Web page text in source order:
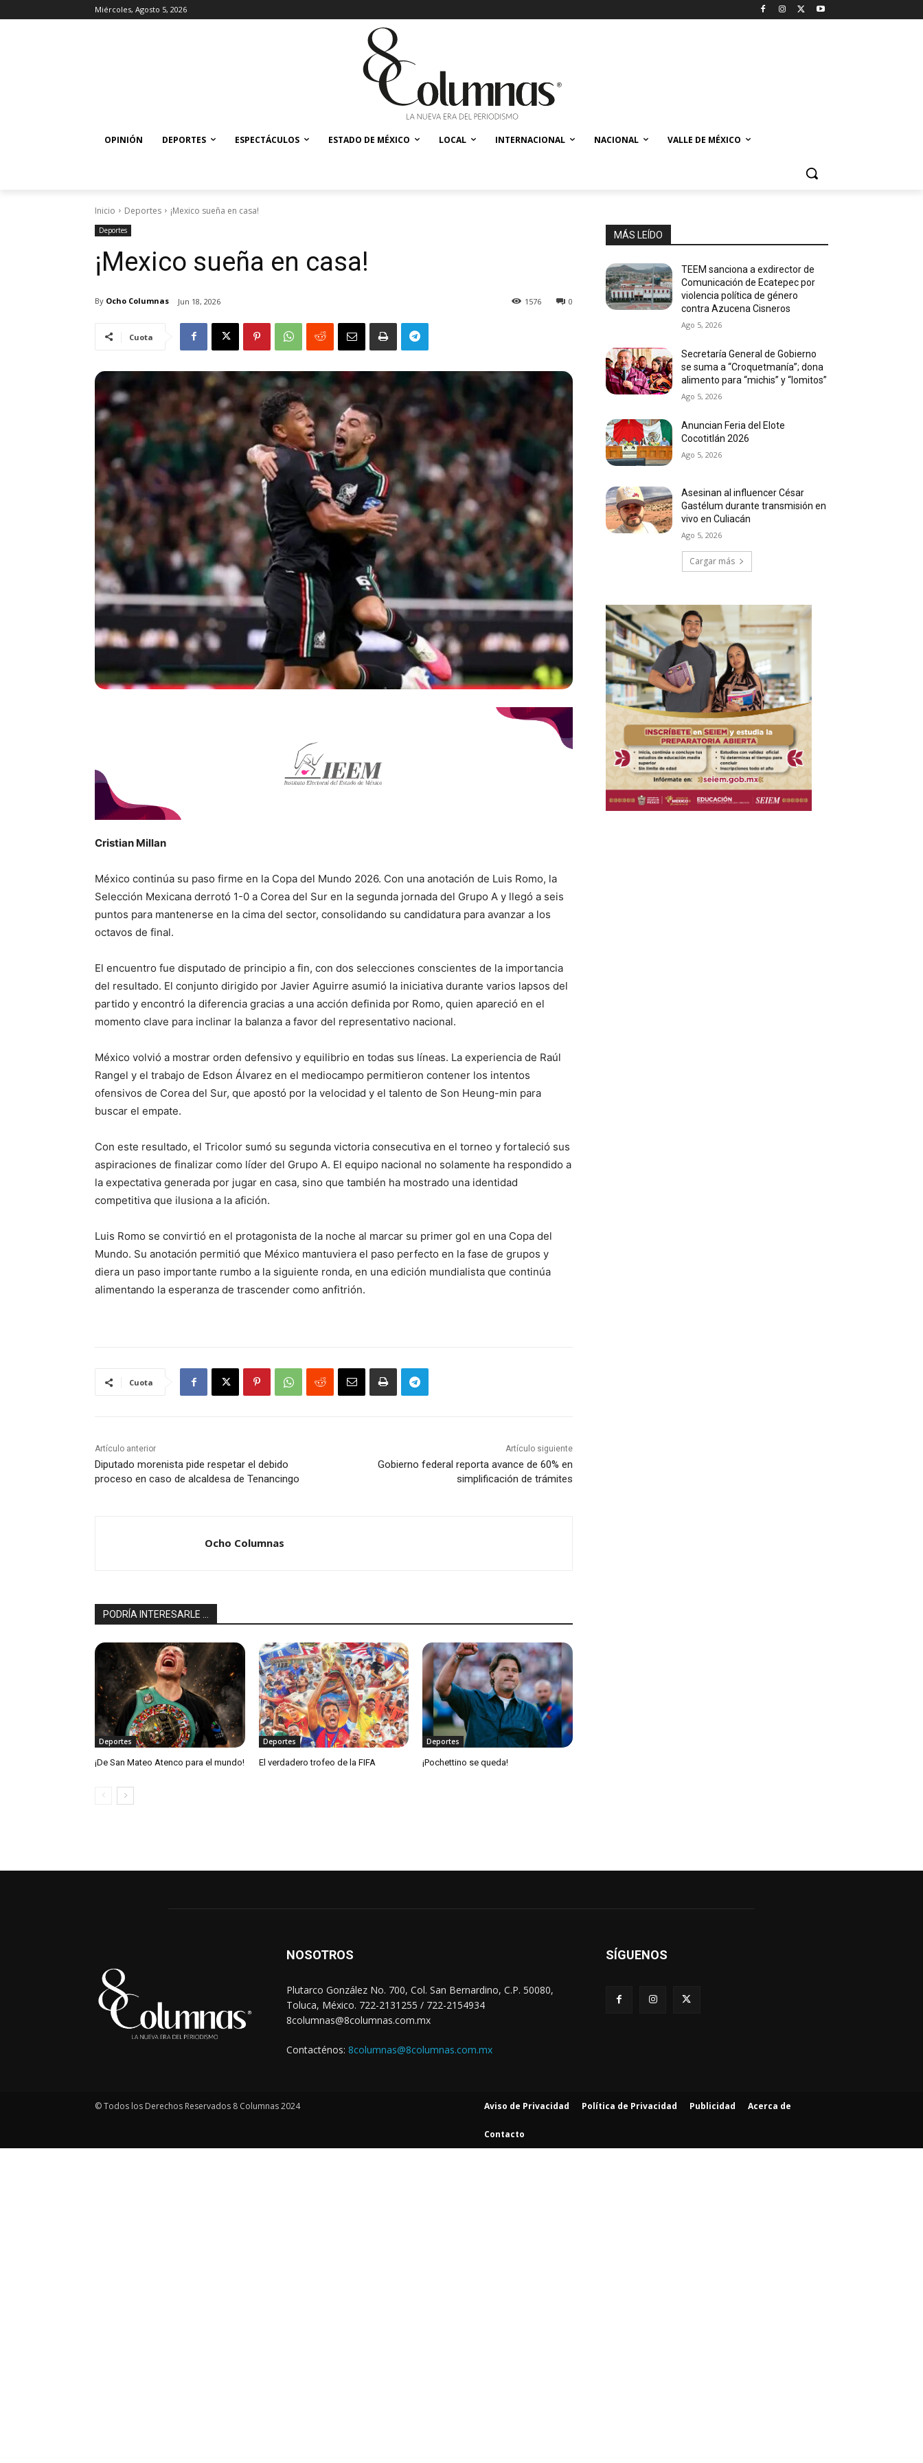
Miércoles, Agosto 5, 2026
OPINIÓN DEPORTES ESPECTÁCULOS ESTADO DE MÉXICO LOCAL INTERNACIONAL NACIONAL VALLE DE MÉXICO
Inicio Deportes ¡Mexico sueña en casa!
Deportes
¡Mexico sueña en casa!
By Ocho Columnas Jun 18, 2026 0
1576
Cuota
Cristian Millan
México continúa su paso firme en la Copa del Mundo 2026. Con una anotación de Luis Romo, la
Selección Mexicana derrotó 1-0 a Corea del Sur en la segunda jornada del Grupo A y llegó a seis
puntos para mantenerse en la cima del sector, consolidando su candidatura para avanzar a los
octavos de final.
El encuentro fue disputado de principio a fin, con dos selecciones conscientes de la importancia
del resultado. El conjunto dirigido por Javier Aguirre asumió la iniciativa durante varios lapsos del
partido y encontró la diferencia gracias a una acción definida por Romo, quien apareció en el
momento clave para inclinar la balanza a favor del representativo nacional.
México volvió a mostrar orden defensivo y equilibrio en todas sus líneas. La experiencia de Raúl
Rangel y el trabajo de Edson Álvarez en el mediocampo permitieron contener los intentos
ofensivos de Corea del Sur, que apostó por la velocidad y el talento de Son Heung-min para
buscar el empate.
Con este resultado, el Tricolor sumó su segunda victoria consecutiva en el torneo y fortaleció sus
aspiraciones de finalizar como líder del Grupo A. El equipo nacional no solamente ha respondido a
la expectativa generada por jugar en casa, sino que también ha mostrado una identidad
competitiva que ilusiona a la afición.
Luis Romo se convirtió en el protagonista de la noche al marcar su primer gol en una Copa del
Mundo. Su anotación permitió que México mantuviera el paso perfecto en la fase de grupos y
diera un paso importante rumbo a la siguiente ronda, en una edición mundialista que continúa
alimentando la esperanza de trascender como anfitrión.
Cuota
Artículo anterior
Diputado morenista pide respetar el debido
proceso en caso de alcaldesa de Tenancingo
Artículo siguiente
Gobierno federal reporta avance de 60% en
simplificación de trámites
Ocho Columnas
PODRÍA INTERESARLE ...
Deportes
¡De San Mateo Atenco para el mundo!
Deportes
El verdadero trofeo de la FIFA
Deportes
¡Pochettino se queda!
MÁS LEÍDO
TEEM sanciona a exdirector de
Comunicación de Ecatepec por
violencia política de género
contra Azucena Cisneros
Ago 5, 2026
Secretaría General de Gobierno
se suma a “Croquetmanía”; dona
alimento para “michis” y “lomitos”
Ago 5, 2026
Anuncian Feria del Elote
Cocotitlán 2026
Ago 5, 2026
Asesinan al influencer César
Gastélum durante transmisión en
vivo en Culiacán
Ago 5, 2026
Cargar más
NOSOTROS
Plutarco González No. 700, Col. San Bernardino, C.P. 50080,
Toluca, México. 722-2131255 / 722-2154934
8columnas@8columnas.com.mx
Contacténos: 8columnas@8columnas.com.mx
SÍGUENOS
© Todos los Derechos Reservados 8 Columnas 2024 Aviso de Privacidad Política de Privacidad Publicidad Acerca de
Contacto